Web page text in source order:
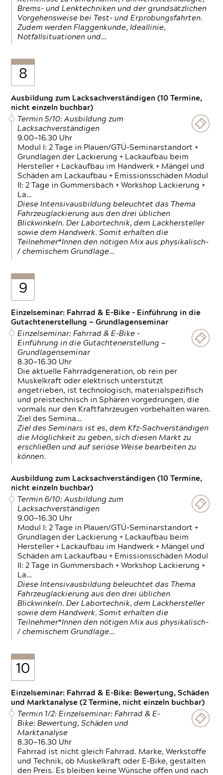
Brems- und Lenktechniken und der grundsätzlichen
Vorgehensweise bei Test- und Erprobungsfahrten.
Zudem werden Flaggenkunde, Ideallinie,
Notfallsituationen und…
8
Ausbildung zum Lacksachverständigen (10 Termine,
nicht einzeln buchbar)
Termin 5/10: Ausbildung zum
Lacksachverständigen
9.00—16.30 Uhr
Modul I: 2 Tage in Plauen/GTÜ-Seminarstandort +
Grundlagen der Lackierung + Lackaufbau beim
Hersteller + Lackaufbau im Handwerk + Mängel und
Schäden am Lackaufbau + Emissionsschäden Modul
II: 2 Tage in Gummersbach + Workshop Lackierung +
La…
Diese Intensivausbildung beleuchtet das Thema
Fahrzeuglackierung aus den drei üblichen
Blickwinkeln. Der Labortechnik, dem Lackhersteller
sowie dem Handwerk. Somit erhalten die
Teilnehmer*Innen den nötigen Mix aus physikalisch-
/ chemischem Grundlage…
9
Einzelseminar: Fahrrad & E-Bike - Einführung in die
Gutachtenerstellung — Grundlagenseminar
Einzelseminar: Fahrrad & E-Bike -
Einführung in die Gutachtenerstellung —
Grundlagenseminar
8.30—16.30 Uhr
Die aktuelle Fahrradgeneration, ob rein per
Muskelkraft oder elektrisch unterstützt
angetrieben, ist technologisch, materialspezifisch
und preistechnisch in Sphären vorgedrungen, die
vormals nur den Kraftfahrzeugen vorbehalten waren.
Ziel des Semina…
Ziel des Seminars ist es, dem Kfz-Sachverständigen
die Möglichkeit zu geben, sich diesen Markt zu
erschließen und auf seriöse Weise bearbeiten zu
können.
Ausbildung zum Lacksachverständigen (10 Termine,
nicht einzeln buchbar)
Termin 6/10: Ausbildung zum
Lacksachverständigen
9.00—16.30 Uhr
Modul I: 2 Tage in Plauen/GTÜ-Seminarstandort +
Grundlagen der Lackierung + Lackaufbau beim
Hersteller + Lackaufbau im Handwerk + Mängel und
Schäden am Lackaufbau + Emissionsschäden Modul
II: 2 Tage in Gummersbach + Workshop Lackierung +
La…
Diese Intensivausbildung beleuchtet das Thema
Fahrzeuglackierung aus den drei üblichen
Blickwinkeln. Der Labortechnik, dem Lackhersteller
sowie dem Handwerk. Somit erhalten die
Teilnehmer*Innen den nötigen Mix aus physikalisch-
/ chemischem Grundlage…
10
Einzelseminar: Fahrrad & E-Bike: Bewertung, Schäden
und Marktanalyse (2 Termine, nicht einzeln buchbar)
Termin 1/2: Einzelseminar: Fahrrad & E-
Bike: Bewertung, Schäden und
Marktanalyse
8.30—16.30 Uhr
Fahrrad ist nicht gleich Fahrrad. Marke, Werkstoffe
und Technik, ob Muskelkraft oder E-Bike, gestalten
den Preis. Es bleiben keine Wünsche offen und nach